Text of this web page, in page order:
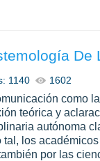
De
1140 1602
como
teórica y
autónoma
tal, los
por las